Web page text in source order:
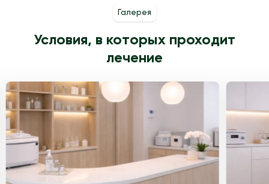
Галерея
Условия, в которых проходит
лечение